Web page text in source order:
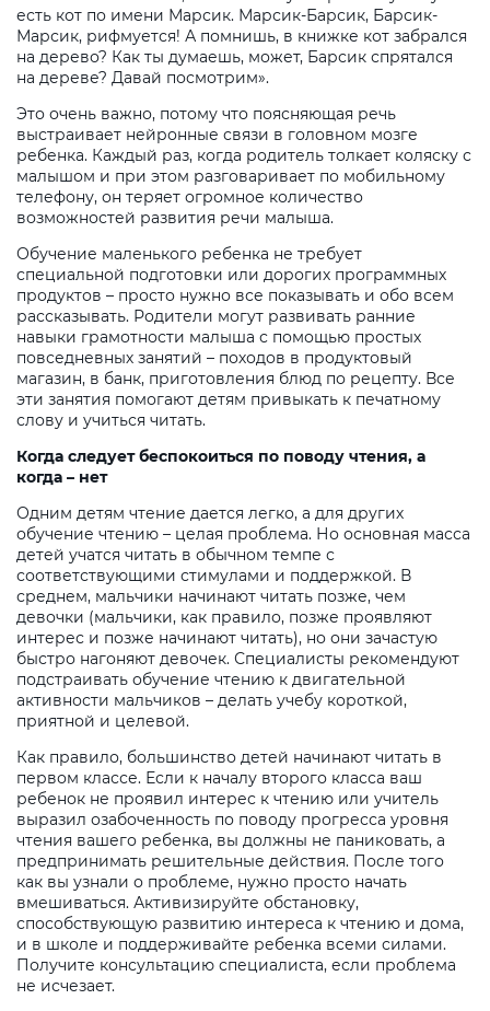
есть кот по имени Марсик. Марсик-Барсик, Барсик-
Марсик, рифмуется! А помнишь, в книжке кот забрался
на дерево? Как ты думаешь, может, Барсик спрятался
на дереве? Давай посмотрим».
Это очень важно, потому что поясняющая речь
выстраивает нейронные связи в головном мозге
ребенка. Каждый раз, когда родитель толкает коляску с
малышом и при этом разговаривает по мобильному
телефону, он теряет огромное количество
возможностей развития речи малыша.
Обучение маленького ребенка не требует
специальной подготовки или дорогих программных
продуктов – просто нужно все показывать и обо всем
рассказывать. Родители могут развивать ранние
навыки грамотности малыша с помощью простых
повседневных занятий – походов в продуктовый
магазин, в банк, приготовления блюд по рецепту. Все
эти занятия помогают детям привыкать к печатному
слову и учиться читать.
Когда следует беспокоиться по поводу чтения, а
когда – нет
Одним детям чтение дается легко, а для других
обучение чтению – целая проблема. Но основная масса
детей учатся читать в обычном темпе с
соответствующими стимулами и поддержкой. В
среднем, мальчики начинают читать позже, чем
девочки (мальчики, как правило, позже проявляют
интерес и позже начинают читать), но они зачастую
быстро нагоняют девочек. Специалисты рекомендуют
подстраивать обучение чтению к двигательной
активности мальчиков – делать учебу короткой,
приятной и целевой.
Как правило, большинство детей начинают читать в
первом классе. Если к началу второго класса ваш
ребенок не проявил интерес к чтению или учитель
выразил озабоченность по поводу прогресса уровня
чтения вашего ребенка, вы должны не паниковать, а
предпринимать решительные действия. После того
как вы узнали о проблеме, нужно просто начать
вмешиваться. Активизируйте обстановку,
способствующую развитию интереса к чтению и дома,
и в школе и поддерживайте ребенка всеми силами.
Получите консультацию специалиста, если проблема
не исчезает.